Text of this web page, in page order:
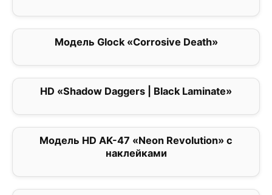
Модель Glock «Corrosive Death»
HD «Shadow Daggers | Black Laminate»
Модель HD AK-47 «Neon Revolution» с
наклейками